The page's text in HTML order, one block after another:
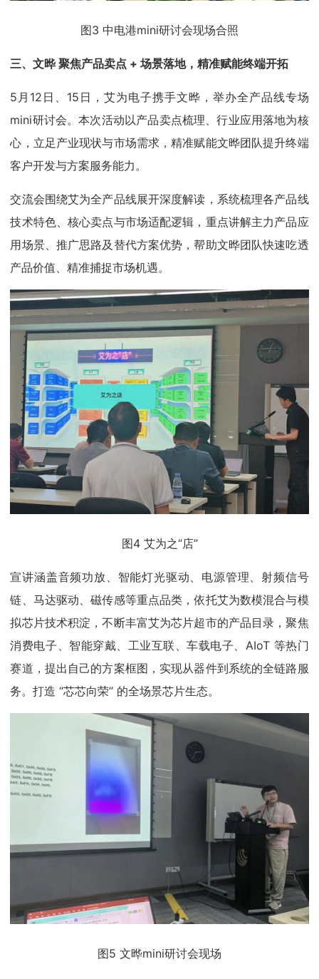
图3 中电港mini研讨会现场合照
三、文晔 聚焦产品卖点 + 场景落地，精准赋能终端开拓
5月12日、15日，艾为电子携手文晔，举办全产品线专场
mini研讨会。本次活动以产品卖点梳理、行业应用落地为核
心，立足产业现状与市场需求，精准赋能文晔团队提升终端
客户开发与方案服务能力。
交流会围绕艾为全产品线展开深度解读，系统梳理各产品线
技术特色、核心卖点与市场适配逻辑，重点讲解主力产品应
用场景、推广思路及替代方案优势，帮助文晔团队快速吃透
产品价值、精准捕捉市场机遇。
图4 艾为之“店”
宣讲涵盖音频功放、智能灯光驱动、电源管理、射频信号
链、马达驱动、磁传感等重点品类，依托艾为数模混合与模
拟芯片技术积淀，不断丰富艾为芯片超市的产品目录，聚焦
消费电子、智能穿戴、工业互联、车载电子、AIoT 等热门
赛道，提出自己的方案框图，实现从器件到系统的全链路服
务。打造 “芯芯向荣” 的全场景芯片生态。
图5 文晔mini研讨会现场